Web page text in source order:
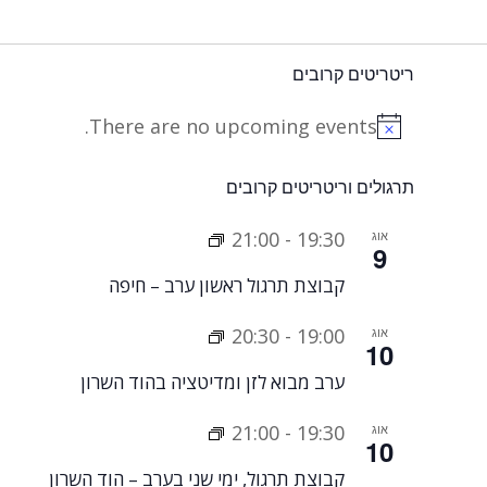
ריטריטים קרובים
Notice
There are no upcoming events.
תרגולים וריטריטים קרובים
אוג
9
19:30
-
21:00
קבוצת תרגול ראשון ערב – חיפה
אוג
10
19:00
-
20:30
ערב מבוא לזן ומדיטציה בהוד השרון
אוג
10
19:30
-
21:00
קבוצת תרגול, ימי שני בערב – הוד השרון